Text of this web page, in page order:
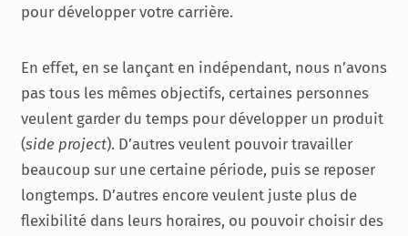
pour développer votre carrière.
En effet, en se lançant en indépendant, nous n’avons
pas tous les mêmes objectifs, certaines personnes
veulent garder du temps pour développer un produit
(side project). D’autres veulent pouvoir travailler
beaucoup sur une certaine période, puis se reposer
longtemps. D’autres encore veulent juste plus de
flexibilité dans leurs horaires, ou pouvoir choisir des